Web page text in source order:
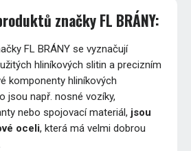
značky FL BRÁNY:
FL BRÁNY se vyznačují
hliníkových slitin a precizním
komponenty hliníkových
jsou např. nosné vozíky,
nebo spojovací materiál, jsou
oceli, která má velmi dobrou